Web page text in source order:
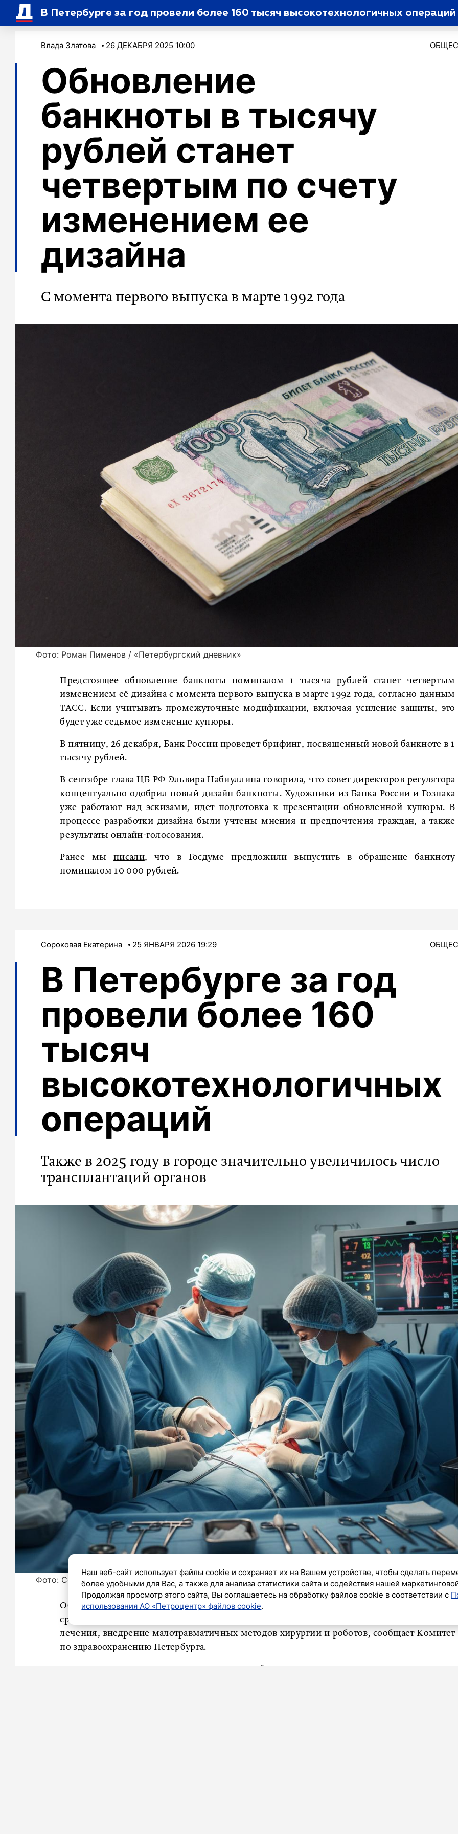
В Петербурге за год провели более 160 тысяч высокотехнологичных операций
Влада Златова 26 ДЕКАБРЯ 2025 10:00
Обновление
банкноты в тысячу
рублей станет
четвертым по счету
изменением ее
дизайна
С момента первого выпуска в марте 1992 года
Фото: Роман Пименов / «Петербургский дневник»
Предстоящее обновление банкноты номиналом 1 тысяча рублей станет четвертым
изменением её дизайна с момента первого выпуска в марте 1992 года, согласно данным
ТАСС. Если учитывать промежуточные модификации, включая усиление защиты, это
будет уже седьмое изменение купюры.
В пятницу, 26 декабря, Банк России проведет брифинг, посвященный новой банкноте в 1
тысячу рублей.
В сентябре глава ЦБ РФ Эльвира Набиуллина говорила, что совет директоров регулятора
концептуально одобрил новый дизайн банкноты. Художники из Банка России и Гознака
уже работают над эскизами, идет подготовка к презентации обновленной купюры. В
процессе разработки дизайна были учтены мнения и предпочтения граждан, а также
результаты онлайн-голосования.
Ранее мыписали, что в Госдуме предложили выпустить в обращение банкноту
номиналом 10 000 рублей.
Сороковая Екатерина 25 ЯНВАРЯ 2026 19:29
В Петербурге за год
провели более 160
тысяч
высокотехнологичных
операций
Также в 2025 году в городе значительно увеличилось число
трансплантаций органов
Фото: Создано с помощью ИИ
Объемы современной медицинской помощи в Северной столице выросли на 18% по
сравнению с прошлым годом. Основной упор сделан на сокращение времени ожидания
лечения, внедрение малотравматичных методов хирургии и роботов, сообщает Комитет
по здравоохранению Петербурга.
Наш веб-сайт использует файлы cookie и сохраняет их на Вашем устройстве, чтобы сделать
более удобными для Вас, а также для анализа статистики сайта и содействия нашей
Продолжая просмотр этого сайта, Вы соглашаетесь на обработку файлов cookie в соответствии с
использования АО «Петроцентр» файлов cookie.